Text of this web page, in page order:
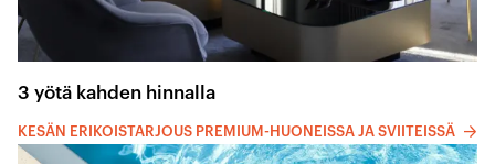
3 yötä kahden hinnalla
KESÄN ERIKOISTARJOUS PREMIUM-HUONEISSA JA SVIITEISSÄ